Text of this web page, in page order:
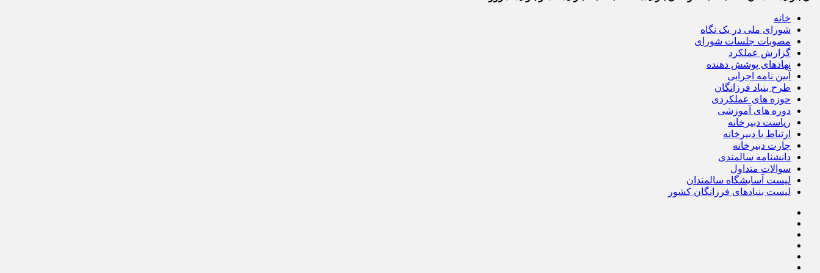
خانه
شورای ملی در یک نگاه
مصوبات جلسات شورای
گزارش عملکرد
نهادهای پوشش دهنده
آیین نامه اجرایی
طرح بنیاد فرزانگان
حوزه های عملکردی
دوره های آموزشی
ریاست دبیرخانه
ارتباط با دبیرخانه
چارت دبیرخانه
دانشنامه سالمندی
سوالات متداول
لیست آسایشگاه سالمندان
لیست بنیادهای فرزانگان کشور